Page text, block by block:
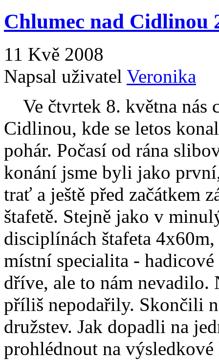
Chlumec nad Cidlinou
11 Kvě 2008
Napsal uživatel Veronika
Ve čtvrtek 8. května nás
Cidlinou, kde se letos
pohár. Počasí od rána
konání jsme byli jako
trať a ještě před začátkem
štafetě. Stejně jako v
disciplínách štafeta
místní specialita -
dříve, ale to nám nevadilo.
příliš nepodařily. Skončili
družstev. Jak dopadli na
prohlédnout na